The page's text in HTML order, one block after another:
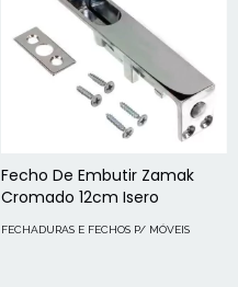
Fecho De Embutir Zamak
Cromado 12cm Isero
FECHADURAS E FECHOS P/ MÓVEIS